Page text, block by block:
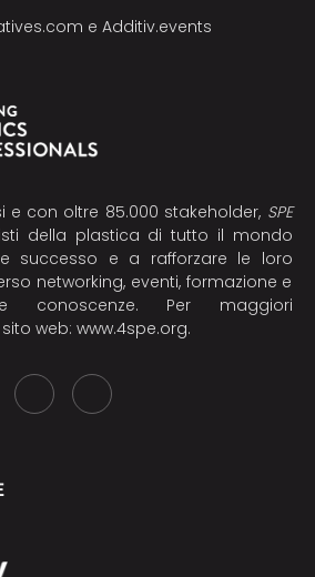
e Additiv.events
e con oltre 85.000 stakeholder, SPE
della plastica di tutto il mondo
successo e a rafforzare le loro
networking, eventi, formazione e
conoscenze. Per maggiori
web: www.4spe.org.